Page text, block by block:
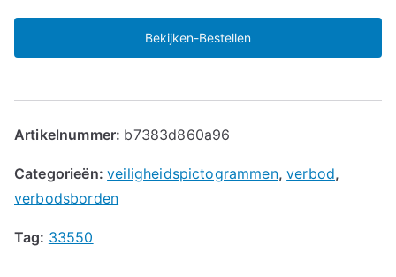
Bekijken-Bestellen
Artikelnummer: b7383d860a96
Categorieën:veiligheidspictogrammen,verbod,
verbodsborden
Tag: 33550